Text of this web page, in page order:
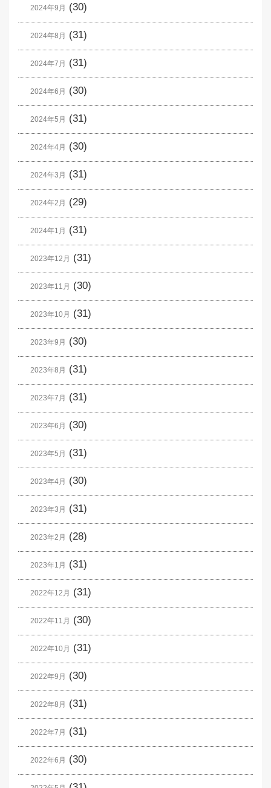
2024年9月 (30)
2024年8月 (31)
2024年7月 (31)
2024年6月 (30)
2024年5月 (31)
2024年4月 (30)
2024年3月 (31)
2024年2月 (29)
2024年1月 (31)
2023年12月 (31)
2023年11月 (30)
2023年10月 (31)
2023年9月 (30)
2023年8月 (31)
2023年7月 (31)
2023年6月 (30)
2023年5月 (31)
2023年4月 (30)
2023年3月 (31)
2023年2月 (28)
2023年1月 (31)
2022年12月 (31)
2022年11月 (30)
2022年10月 (31)
2022年9月 (30)
2022年8月 (31)
2022年7月 (31)
2022年6月 (30)